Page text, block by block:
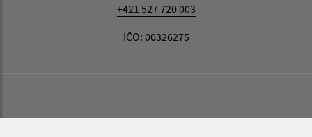
+421 527 720 003
IČO: 00326275